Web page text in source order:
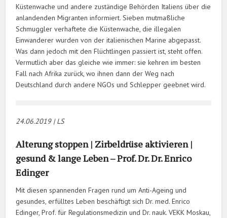
Küstenwache und andere zuständige Behörden Italiens über die
anlandenden Migranten informiert. Sieben mutmaßliche
Schmuggler verhaftete die Küstenwache, die illegalen
Einwanderer wurden von der italienischen Marine abgepasst.
Was dann jedoch mit den Flüchtlingen passiert ist, steht offen.
Vermutlich aber das gleiche wie immer: sie kehren im besten
Fall nach Afrika zurück, wo ihnen dann der Weg nach
Deutschland durch andere NGOs und Schlepper geebnet wird.
24.06.2019 | LS
Alterung stoppen | Zirbeldrüse aktivieren |
gesund & lange Leben – Prof. Dr. Dr. Enrico
Edinger
Mit diesen spannenden Fragen rund um Anti-Ageing und
gesundes, erfülltes Leben beschäftigt sich Dr. med. Enrico
Edinger, Prof. für Regulationsmedizin und Dr. nauk. VEKK Moskau,